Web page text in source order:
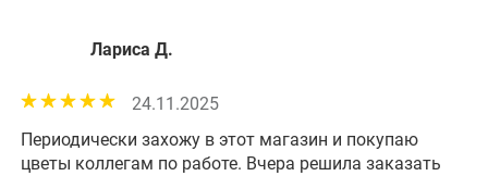
Лариса Д.
24.11.2025
Периодически захожу в этот магазин и покупаю
цветы коллегам по работе. Вчера решила заказать